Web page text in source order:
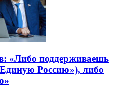
«Либо поддерживаешь
Россию»), либо